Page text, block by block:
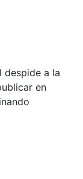
despide a la
en